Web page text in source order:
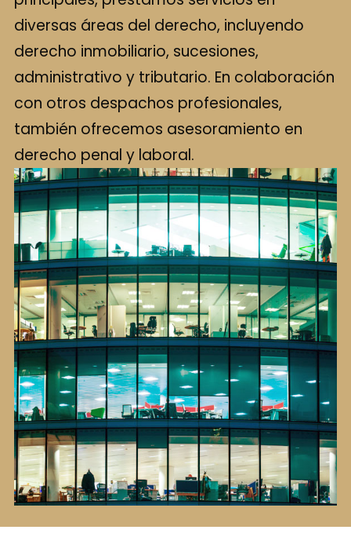
diversas áreas del derecho, incluyendo
derecho inmobiliario, sucesiones,
administrativo y tributario. En colaboración
con otros despachos profesionales,
también ofrecemos asesoramiento en
derecho penal y laboral.